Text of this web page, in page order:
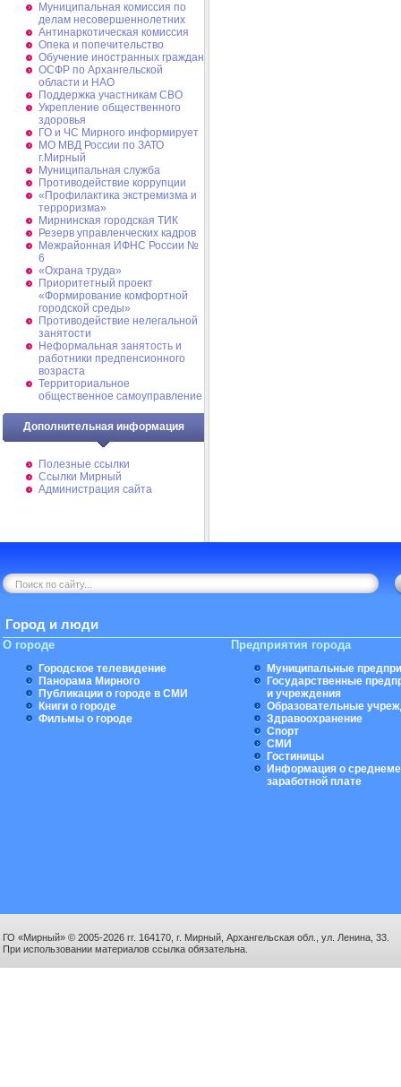
Муниципальная комиссия по
делам несовершеннолетних
Антинаркотическая комиссия
Опека и попечительство
Обучение иностранных граждан
ОСФР по Архангельской
области и НАО
Поддержка участникам СВО
Укрепление общественного
здоровья
ГО и ЧС Мирного информирует
МО МВД России по ЗАТО
г.Мирный
Муниципальная cлужба
Противодействие коррупции
«Профилактика экстремизма и
терроризма»
Мирнинская городская ТИК
Резерв управленческих кадров
Межрайонная ИФНС России №
6
«Охрана труда»
Приоритетный проект
«Формирование комфортной
городской среды»
Противодействие нелегальной
занятости
Неформальная занятость и
работники предпенсионного
возраста
Территориальное
общественное самоуправление
Дополнительная информация
Полезные ссылки
Ссылки Мирный
Администрация сайта
Город и люди
О городе
Городское телевидение
Панорама Мирного
Публикации о городе в СМИ
Книги о городе
Фильмы о городе
Предприятия города
Муниципальные
Государственные
и учреждения
Образовательные
Здравоохранение
Спорт
СМИ
Гостиницы
Информация о
заработной плате
ГО «Мирный» © 2005-2026 гг. 164170, г. Мирный, Архангельская обл., ул. Ленина, 33.
При использовании материалов ссылка обязательна.